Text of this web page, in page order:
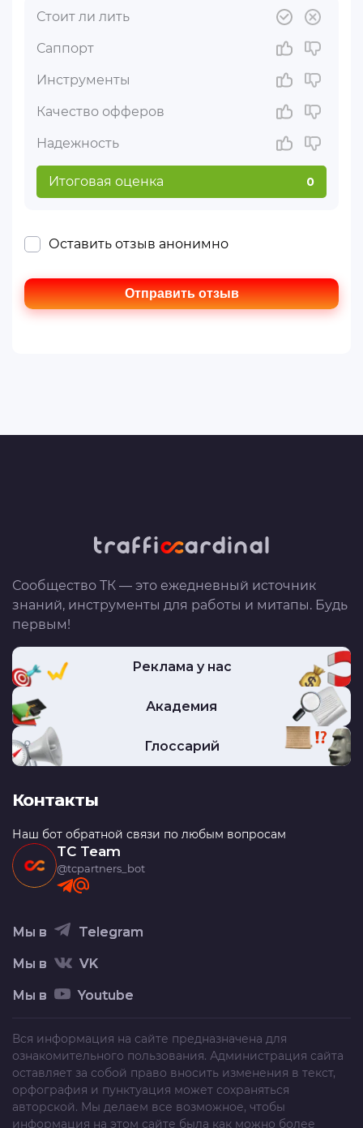
Стоит ли лить
Саппорт
Инструменты
Качество офферов
Надежность
Итоговая оценка 0
Оставить отзыв анонимно
Отправить отзыв
Сообщество ТК — это ежедневный источник
знаний, инструменты для работы и митапы. Будь
первым!
Реклама у нас
Академия
Глоссарий
Контакты
Наш бот обратной связи по любым вопросам
TC Team
@tcpartners_bot
Мы в Telegram
Мы в VK
Мы в Youtube
Вся информация на сайте предназначена для
ознакомительного пользования. Администрация сайта
оставляет за собой право вносить изменения в текст,
орфография и пунктуация может сохраняться
авторской. Мы делаем все возможное, чтобы
информация на этом сайте была как можно более